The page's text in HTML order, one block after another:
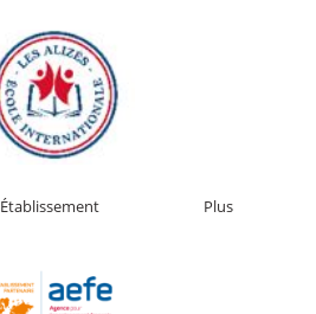
Établissement Plus